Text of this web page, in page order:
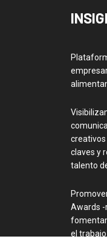
claves y
talento
Awards -
el